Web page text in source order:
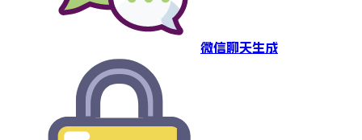
微信聊天生成